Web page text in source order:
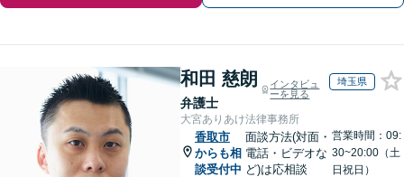
和田 慈朗
弁護士
インタビュ
ーを見る
埼玉県
大宮ありあけ法律事務所
香取市
からも相
談受付中
面談方法(対面・
電話・ビデオな
ど)は応相談
営業時間：09:
30~20:00（土
日祝日）